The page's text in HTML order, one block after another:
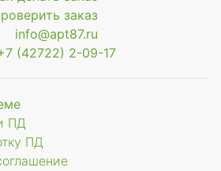
заказ
info@apt87.ru
(42722) 2-09-17
ПД
ПД